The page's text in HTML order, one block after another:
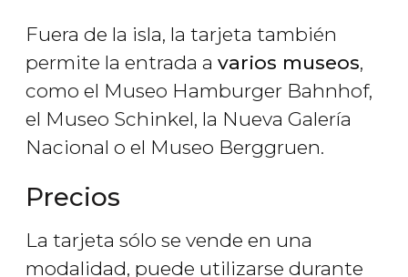
Fuera de la isla, la tarjeta también
permite la entrada a varios museos,
como el Museo Hamburger Bahnhof,
el Museo Schinkel, la Nueva Galería
Nacional o el Museo Berggruen.
Precios
La tarjeta sólo se vende en una
modalidad, puede utilizarse durante